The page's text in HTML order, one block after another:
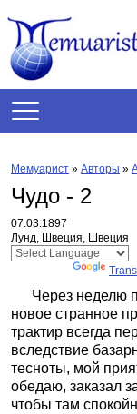
Мемуарист » Авторы »
Чудо - 2
07.03.1897
Лунд, Швеция, Швеция
Через неделю
новое странное
трактир всегда
вследствие
тесноты, мой
обедаю, заказал
чтобы там